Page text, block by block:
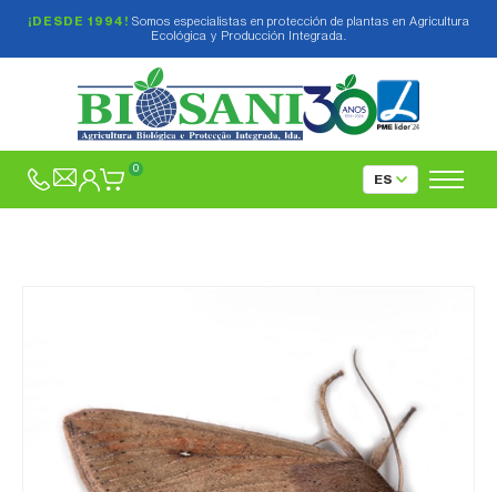
¡DESDE 1994! Somos especialistas en protección de plantas en Agricultura
Ecológica y Producción Integrada.
0